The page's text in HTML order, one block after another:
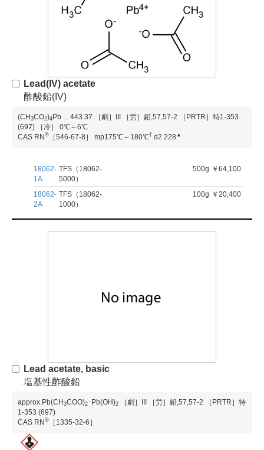
Lead(IV) acetate
酢酸鉛(IV)
(CH3CO2)4Pb 443.37 ［劇］III ［労］鉛,57,57-2
［PRTR］特1-353
(697)
［冷］ 0℃～6℃
CAS RN® ［546-67-8］ mp175℃～180℃† d2.228 ▲
18062-
1A
TFS（18062-
5000）
500g ￥64,100
18062-
2A
TFS（18062-
1000）
100g ￥20,400
Lead acetate, basic
塩基性酢酸鉛
approx.Pb(CH 3COO)2 ･Pb(OH)2 ［劇］III ［労］鉛,57,57-2
［PRTR］特
1-353 (697)
CAS RN ® ［1335-32-6］